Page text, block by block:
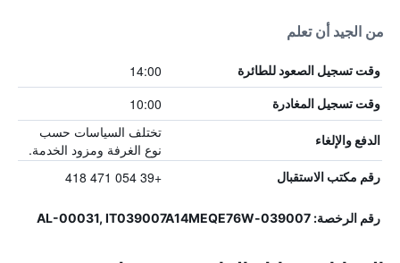
من الجيد أن تعلم
وقت تسجيل الصعود للطائرة 14:00
وقت تسجيل المغادرة 10:00
الدفع والإلغاء
تختلف السياسات حسب
نوع الغرفة ومزود الخدمة.
رقم مكتب الاستقبال +39 054 471 418
رقم الرخصة: 039007-AL-00031, IT039007A14MEQE76W